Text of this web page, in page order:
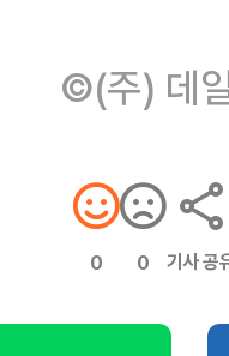
©(주) 데
0 0 기사 공